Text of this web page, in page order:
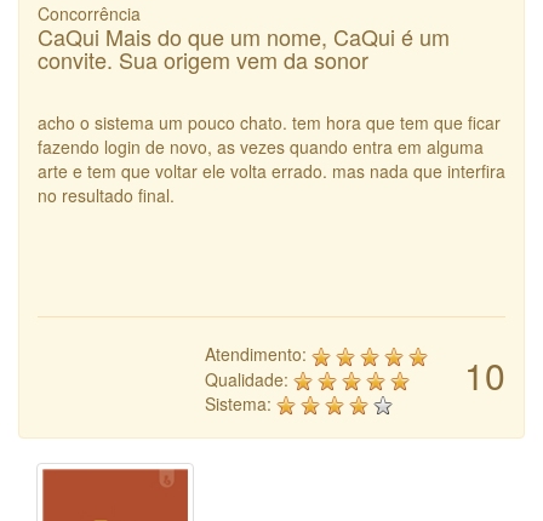
Concorrência
CaQui Mais do que um nome, CaQui é um
convite. Sua origem vem da sonor
acho o sistema um pouco chato. tem hora que tem que ficar
fazendo login de novo, as vezes quando entra em alguma
arte e tem que voltar ele volta errado. mas nada que interfira
no resultado final.
10
Atendimento:
Qualidade:
Sistema: